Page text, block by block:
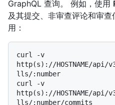
GraphQL 查询。 例如，使用
及其提交、非审查评论和审
用：
curl -v
http(s)://HOSTNAME/api/
lls/:number
curl -v
http(s)://HOSTNAME/api/
lls/:number/commits